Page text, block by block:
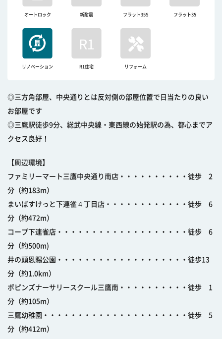
オートロック 新耐震 フラット35S フラット35
リノベーション R1住宅 リフォーム
◎三方角部屋、中央通りとは反対側の部屋位置で日当たりの良い
お部屋です
◎三鷹駅徒歩9分、総武中央線・東西線の始発駅の為、都心までア
クセス良好！
【周辺環境】
ファミリーマート三鷹中央通り南店・・・・・・・・・・徒歩 2
分（約183m）
まいばすけっと下連雀４丁目店・・・・・・・・・・・・徒歩 6
分（約472m）
コープ下連雀店・・・・・・・・・・・・・・・・・・・徒歩 6
分（約500m)
井の頭恩賜公園・・・・・・・・・・・・・・・・・・・徒歩13
分（約1.0km）
ポピンズナーサリースクール三鷹南・・・・・・・・・・徒歩 1
分（約105m）
三鷹幼稚園・・・・・・・・・・・・・・・・・・・・・徒歩 5
分（約412m）